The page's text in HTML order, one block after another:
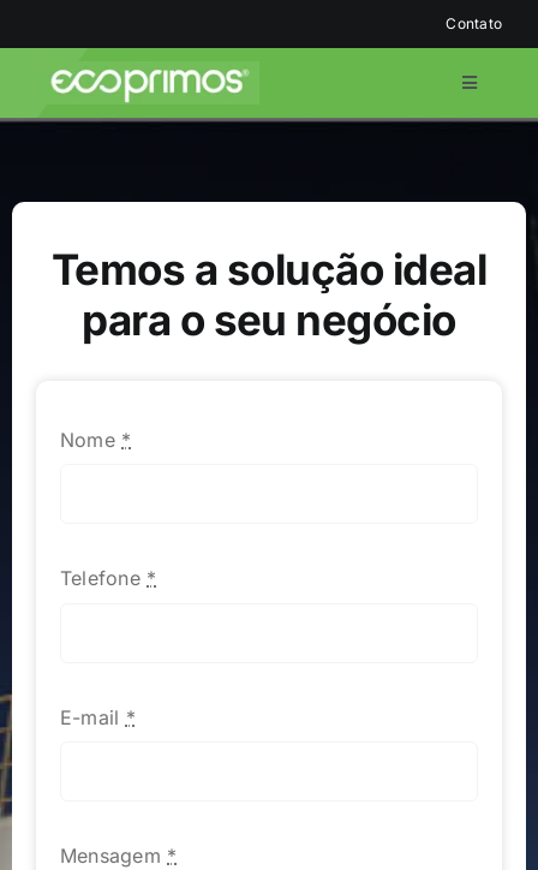
para
conteúdo
Contato
Toggle
Temos a solução ideal
para o seu negócio
Nome *
Telefone *
E-mail *
Mensagem *